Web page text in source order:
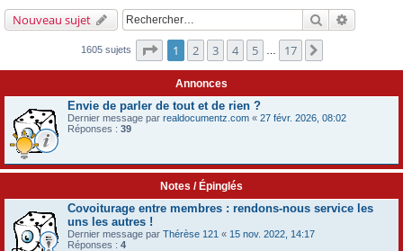
Nouveau sujet Rechercher
1605 sujets Page sur17
1 2 3 4 5 17
Annonces
Envie de parler de tout et de rien ?
Dernier message par realdocumentz.com « 27 févr. 2026, 08:02
Réponses : 39
Notes / Épinglés
Covoiturage entre membres : rendons-nous service les
uns les autres !
Dernier message par Thérèse 121 « 15 nov. 2022, 14:17
Réponses : 4